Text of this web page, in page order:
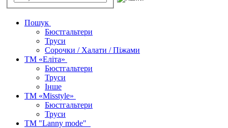
Пошук
Бюстгальтери
Труси
Сорочки / Халати / Піжами
ТМ «Еліта»
Бюстгальтери
Труси
Інше
ТМ «Misstyle»
Бюстгальтери
Труси
ТМ "Lanny mode"